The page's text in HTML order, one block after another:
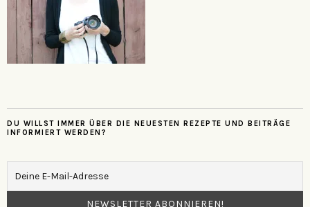
DU WILLST IMMER ÜBER DIE NEUESTEN REZEPTE UND BEITRÄGE
INFORMIERT WERDEN?